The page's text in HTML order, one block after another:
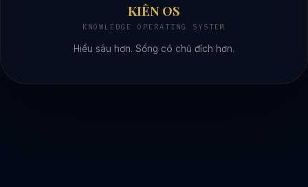
KIÊN OS
KNOWLEDGE OPERATING SYSTEM
Hiểu sâu hơn. Sống có chủ đích hơn.